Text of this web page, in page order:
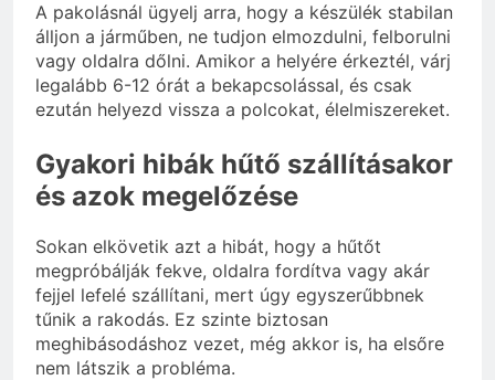
A pakolásnál ügyelj arra, hogy a készülék stabilan
álljon a járműben, ne tudjon elmozdulni, felborulni
vagy oldalra dőlni. Amikor a helyére érkeztél, várj
legalább 6-12 órát a bekapcsolással, és csak
ezután helyezd vissza a polcokat, élelmiszereket.
Gyakori hibák hűtő szállításakor
és azok megelőzése
Sokan elkövetik azt a hibát, hogy a hűtőt
megpróbálják fekve, oldalra fordítva vagy akár
fejjel lefelé szállítani, mert úgy egyszerűbbnek
tűnik a rakodás. Ez szinte biztosan
meghibásodáshoz vezet, még akkor is, ha elsőre
nem látszik a probléma.